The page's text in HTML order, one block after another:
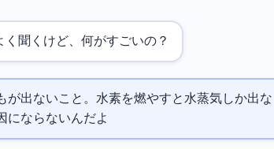
聞くけど、何がすごいの？
が出ないこと。水素を燃やすと水蒸気しか出な
にならないんだよ